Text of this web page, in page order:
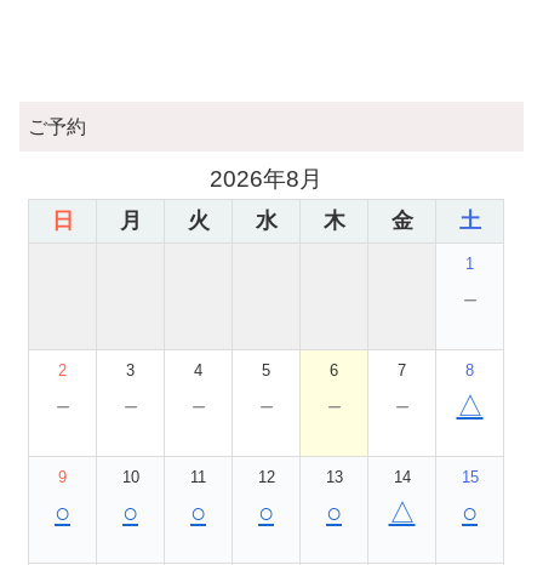
ご予約
2026年8月
日 月 火 水 木 金 土
1
－
2
－
3
－
4
－
5
－
6
－
7
－
8
△
9
○
10
○
11
○
12
○
13
○
14
△
15
○